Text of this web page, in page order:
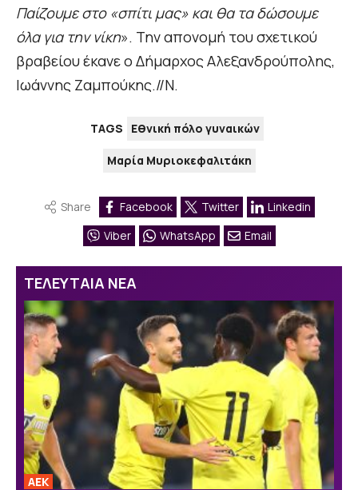
Παίζουμε στο «σπίτι μας» και θα τα δώσουμε
όλα για την νίκη». Την απονομή του σχετικού
βραβείου έκανε ο Δήμαρχος Αλεξανδρούπολης,
Ιωάννης Ζαμπούκης.//Ν.
TAGS Εθνική πόλο γυναικών
Μαρία Μυριοκεφαλιτάκη
Share Facebook Twitter
Linkedin
Viber
WhatsApp Email
ΤΕΛΕΥΤΑΙΑ ΝΕΑ
ΑΕΚ